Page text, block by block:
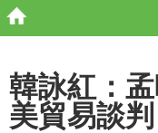
韓詠紅：
美貿易談判